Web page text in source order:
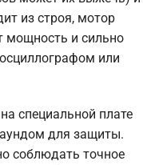
из строя, мотор
мощность и сильно
или
специальной плате
для защиты.
соблюдать точное